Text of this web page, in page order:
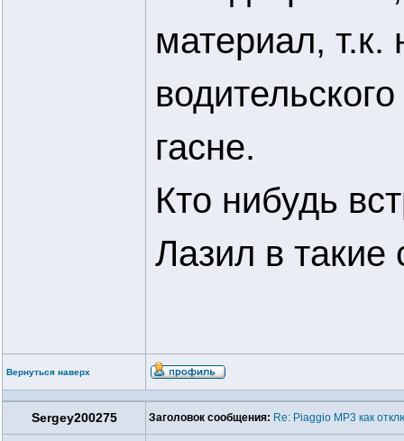
материал,
гасне.
Кто нибудь
Лазил в такие
Вернуться наверх
Sergey200275 Заголовок сообщения: Re: Piaggio MP3 как